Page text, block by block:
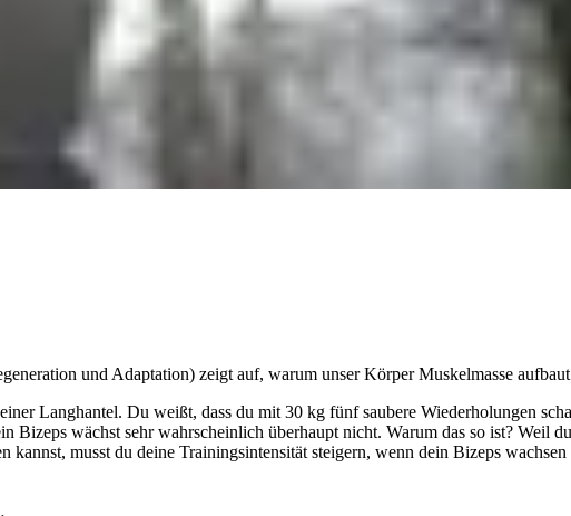
und Adaptation) zeigt auf, warum unser Körper Muskelmasse
Langhantel. Du weißt, dass du mit 30 kg fünf saubere Wiederholungen
wächst sehr wahrscheinlich überhaupt nicht. Warum das so ist? Weil
musst du deine Trainingsintensität steigern, wenn dein Bizeps